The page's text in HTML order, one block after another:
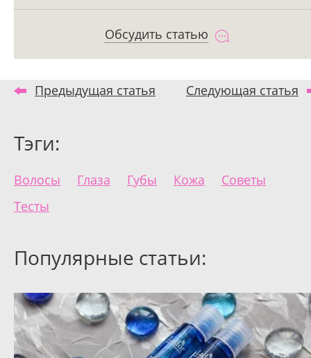
Обсудить статью
Предыдущая статья Следующая статья
Тэги:
Волосы Глаза Губы Кожа
Советы
Тесты
Популярные статьи: